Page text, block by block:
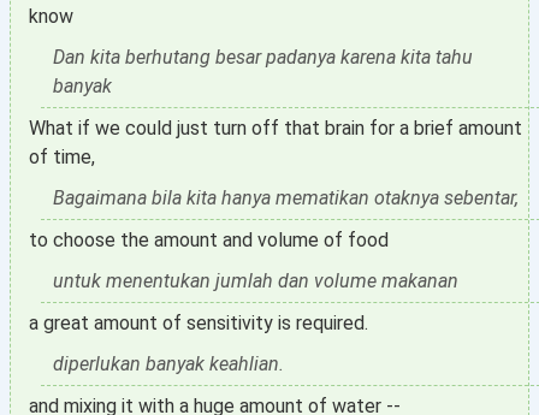
know
Dan kita berhutang besar padanya karena kita tahu
banyak
What if we could just turn off that brain for a brief amount
of time,
Bagaimana bila kita hanya mematikan otaknya sebentar,
to choose the amount and volume of food
untuk menentukan jumlah dan volume makanan
a great amount of sensitivity is required.
diperlukan banyak keahlian.
and mixing it with a huge amount of water --